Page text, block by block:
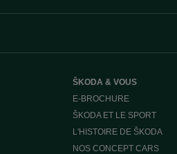
ŠKODA & VOUS
E-BROCHURE
ŠKODA ET LE SPORT
L'HISTOIRE DE ŠKODA
NOS CONCEPT CARS